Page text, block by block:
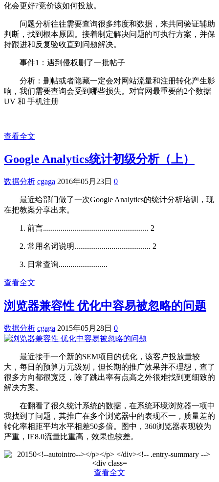
化会更好?竞价该如何投放。
问题分析往往需要查询很多纬度和数据，来共同验证辅助
判断，找到根本原因。接着制定解决问题的可执行方案，并保
持跟进和反复验收直到问题解决。
事件1：遇到侵权删了一批帖子
分析：删帖或者隐藏一定会对网站流量和注册转化产生影
响，我们需要查询会受到哪些损失。对官网最重要的2个数据
UV 和 手机注册
查看全文
Google Analytics统计初级分析（上）
数据分析 cgaga 2016年05月23日 0
最近给部门做了一次Google Analytics的统计分析培训，现
在把教案分享出来。
1. 前言...................................................... 2
2. 常用名词说明....................................... 2
3. 日常查询.........................
查看全文
浏览器兼容性 优化中容易被忽略的问题
数据分析 cgaga 2015年05月28日 0
最近接手一个新的SEM项目的优化，该客户投放量较
大，每日的预算万元级别，但长期的推广效果并不理想，查了
很多方向都很宽泛，除了跳出率有点高之外很难找到更细致的
解决方案。
在翻看了很久统计系统的数据，在系统环境浏览器一项中
我找到了问题，其推广在多个浏览器中的表现不一，质量差的
转化率相距平均水平相差50多倍。图中，360浏览器表现较为
严重，IE8.0流量比重高，效果也较差。
查看全文